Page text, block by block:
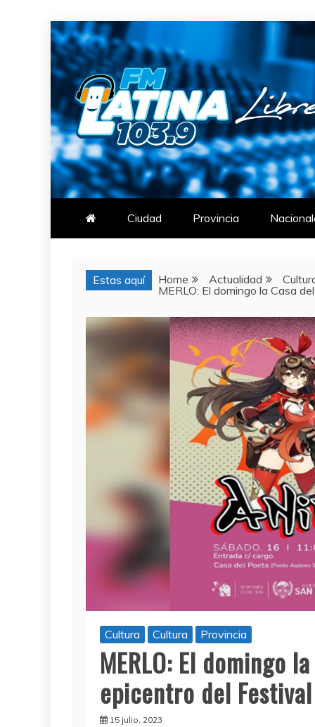
Skip
to
content
FM LATINA
NOTICIAS
Ciudad Provincia
Estas aquí Home Actualidad
MERLO: El domingo la Casa
Cultura Cultura Provincia
MERLO: El domingo
epicentro del
15 julio, 2023